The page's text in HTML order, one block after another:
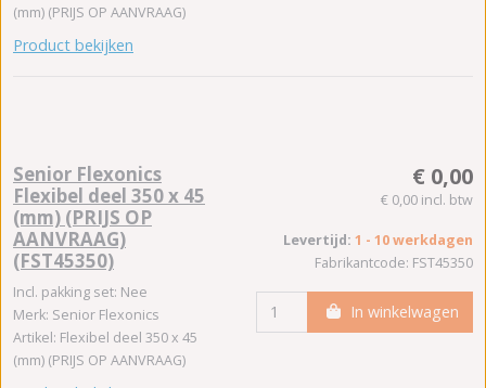
(mm) (PRIJS OP AANVRAAG)
Product bekijken
Senior Flexonics
Flexibel deel 350 x 45
(mm) (PRIJS OP
AANVRAAG)
(FST45350)
Incl. pakking set: Nee
Merk: Senior Flexonics
Artikel: Flexibel deel 350 x 45
(mm) (PRIJS OP AANVRAAG)
€ 0,00
€ 0,00 incl. btw
Levertijd: 1 - 10 werkdagen
Fabrikantcode: FST45350
In winkelwagen